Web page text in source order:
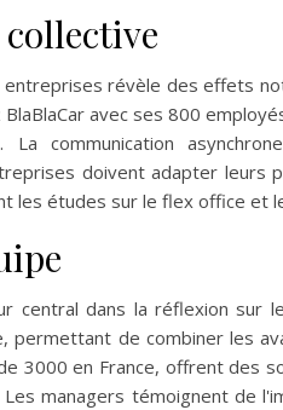
révèle des effets
avec ses 800
La communication
doivent adapter leurs
les études sur le flex office et
central dans la réflexion sur
permettant de combiner les
3000 en France, offrent des
managers témoignent de